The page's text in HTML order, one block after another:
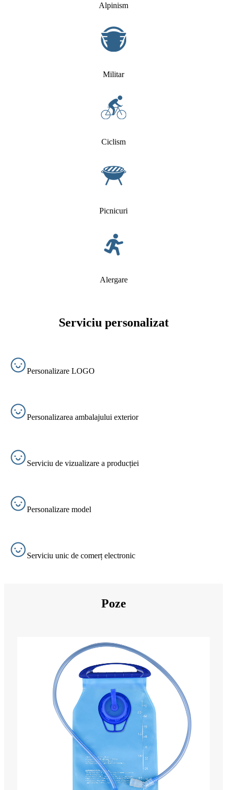
Alpinism
Militar
Ciclism
Picnicuri
Alergare
Serviciu personalizat
Personalizare LOGO
Personalizarea ambalajului exterior
Serviciu de vizualizare a producției
Personalizare model
Serviciu unic de comerț electronic
Poze